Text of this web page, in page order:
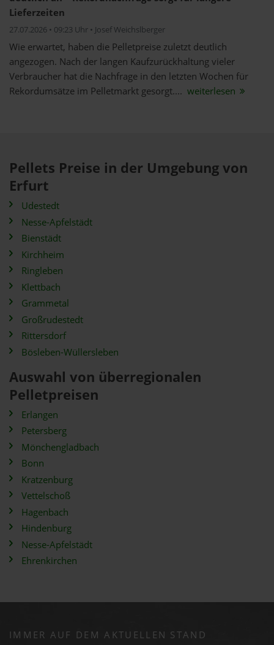
Lieferzeiten
27.07.2026 • 09:23 Uhr • Josef Weichslberger
Wie erwartet, haben die Pelletpreise zuletzt deutlich
angezogen. Nach der langen Kaufzurückhaltung vieler
Verbraucher hat die Nachfrage in den letzten Wochen für
Rekordumsätze im Pelletmarkt gesorgt.... weiterlesen
Pellets Preise in der Umgebung von
Erfurt
Udestedt
Nesse-Apfelstädt
Bienstädt
Kirchheim
Ringleben
Klettbach
Grammetal
Großrudestedt
Rittersdorf
Bösleben-Wüllersleben
Auswahl von überregionalen
Pelletpreisen
Erlangen
Petersberg
Mönchengladbach
Bonn
Kratzenburg
Vettelschoß
Hagenbach
Hindenburg
Nesse-Apfelstädt
Ehrenkirchen
IMMER AUF DEM AKTUELLEN STAND